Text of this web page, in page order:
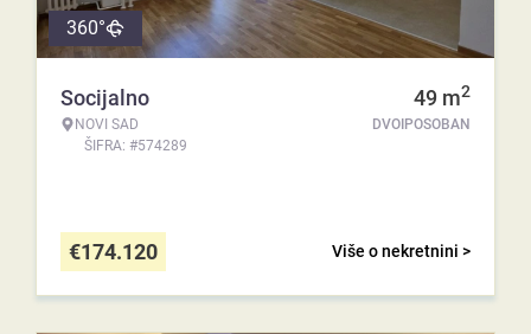
360°
Socijalno
NOVI SAD
ŠIFRA: #574289
49 m2
DVOIPOSOBAN
Više o nekretnini >
€174.120